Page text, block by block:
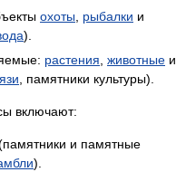
охоты рыбалки и
).
растения животные и
, памятники культуры).
включают:
и памятные
).